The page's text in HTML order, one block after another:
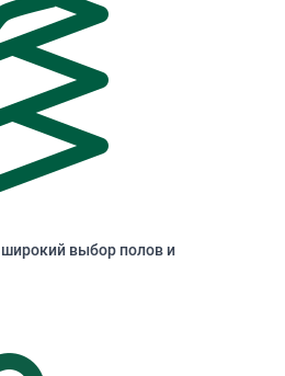
выбор полов и